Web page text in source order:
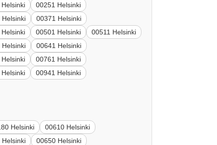
00251 Helsinki
Helsinki
00371 Helsinki
00501 Helsinki
00511 Helsinki
Helsinki
00641 Helsinki
00761 Helsinki
00941 Helsinki
Helsinki
00610 Helsinki
Helsinki
00650 Helsinki